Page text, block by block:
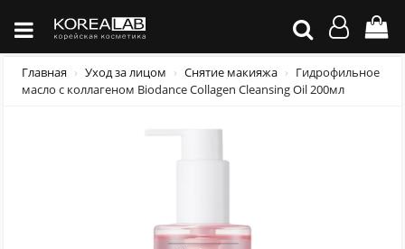
Главная Уход за лицом Снятие макияжа
Гидрофильное
масло с коллагеном Biodance Collagen Cleansing Oil 200мл